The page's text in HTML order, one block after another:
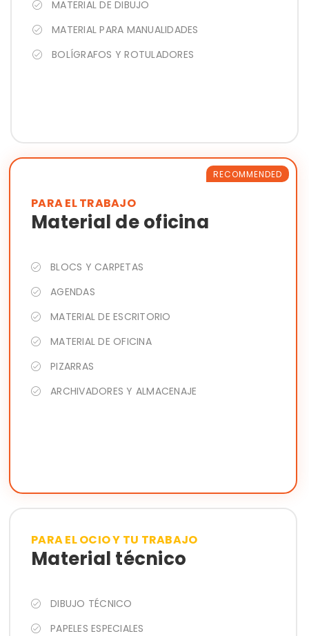
MATERIAL DE DIBUJO
MATERIAL PARA MANUALIDADES
BOLÍGRAFOS Y ROTULADORES
RECOMMENDED
PARA EL TRABAJO
Material de oficina
BLOCS Y CARPETAS
AGENDAS
MATERIAL DE ESCRITORIO
MATERIAL DE OFICINA
PIZARRAS
ARCHIVADORES Y ALMACENAJE
PARA EL OCIO Y TU TRABAJO
Material técnico
DIBUJO TÉCNICO
PAPELES ESPECIALES